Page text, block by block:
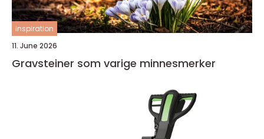
inspiration
11. June 2026
Gravsteiner som varige minnesmerker